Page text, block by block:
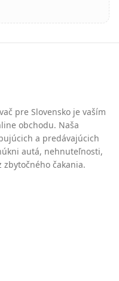
pre Slovensko je vaším
obchodu. Naša
a predávajúcich
autá, nehnuteľnosti,
zbytočného čakania.